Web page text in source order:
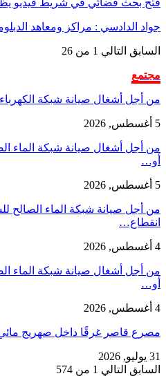
جواد الدادسي : مراكز ومعاهد
السابق التالي 1 من 26
مجتمع
من أجل أشغال صيانة شبكة
5 أغسطس, 2026
من أجل أشغال صيانة شبكة الماء
أو…
5 أغسطس, 2026
من أجل صيانة شبكة الماء الصالح
انقطاع…
4 أغسطس, 2026
من أجل أشغال صيانة شبكة الماء
أو…
4 أغسطس, 2026
مصرع قاصر غرقًا داخل صهريج
31 يوليو, 2026
السابق التالي 1 من 574